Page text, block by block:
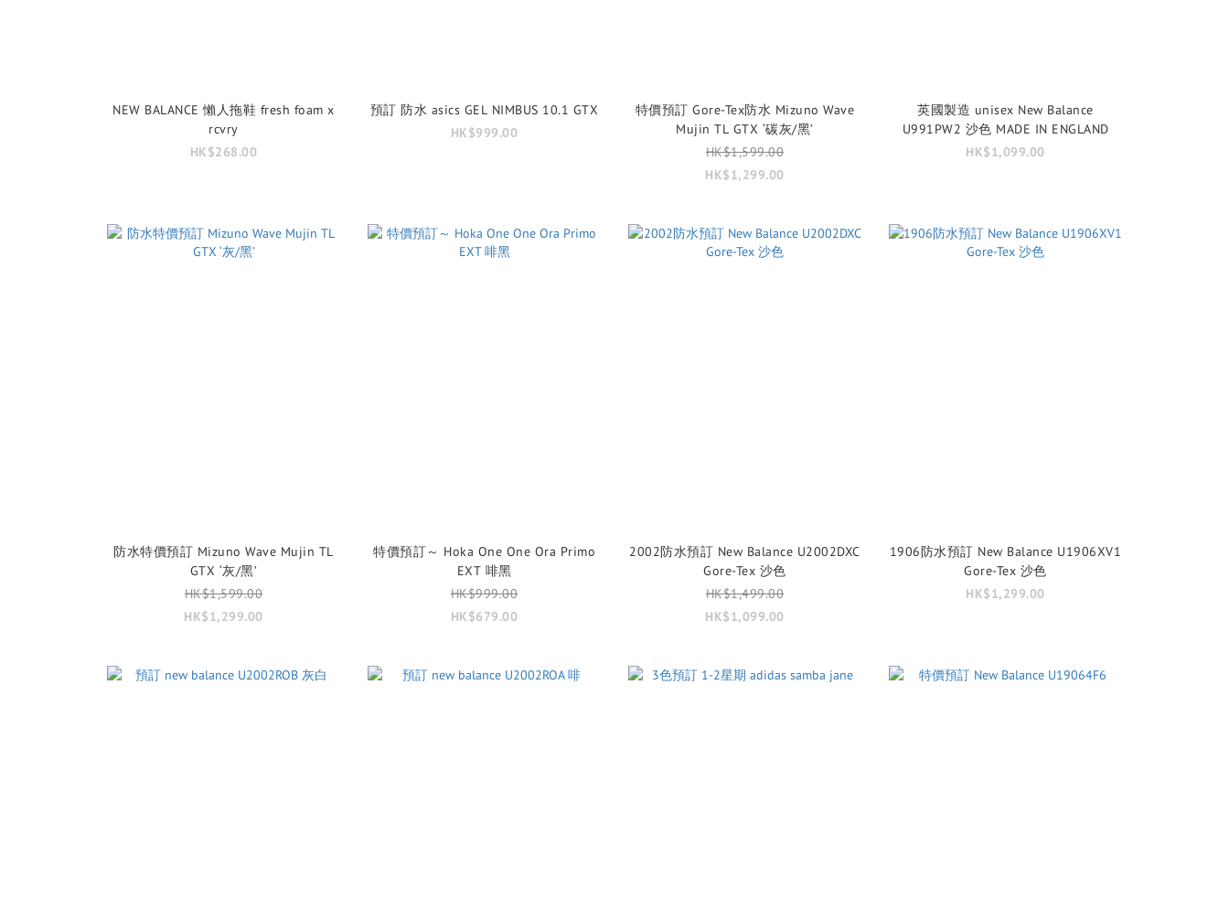
NEW BALANCE 懶人拖鞋 fresh foam x
rcvry
HK$268.00
預訂 防水 asics GEL NIMBUS 10.1 GTX
HK$999.00
特價預訂 Gore-Tex防水 Mizuno Wave
Mujin TL GTX ‘碳灰/黑’
HK$1,599.00
HK$1,299.00
英國製造 unisex New Balance
U991PW2 沙色 MADE IN ENGLAND
HK$1,099.00
防水特價預訂 Mizuno Wave Mujin TL
GTX ‘灰/黑’
HK$1,599.00
HK$1,299.00
特價預訂～ Hoka One One Ora Primo
EXT 啡黑
HK$999.00
HK$679.00
2002防水預訂 New Balance U2002DXC
Gore-Tex 沙色
HK$1,499.00
HK$1,099.00
1906防水預訂 New Balance U1906XV1
Gore-Tex 沙色
HK$1,299.00